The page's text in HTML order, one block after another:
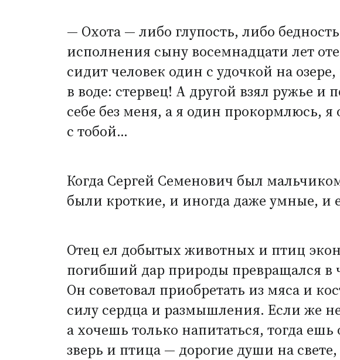
— Охота — либо глупость, либо
исполнения сыну восемнадцати лет
сидит человек один с удочкой на
в воде: стервец! А другой взял ружье
себе без меня, а я один прокормлюсь,
с тобой…
Когда Сергей Семенович был
были кроткие, и иногда даже умные, и
Отец ел добытых животных и птиц
погибший дар природы превращался в
Он советовал приобретать из мяса и
силу сердца и размышления. Если же
а хочешь только напитаться, тогда
зверь и птица — дорогие души на